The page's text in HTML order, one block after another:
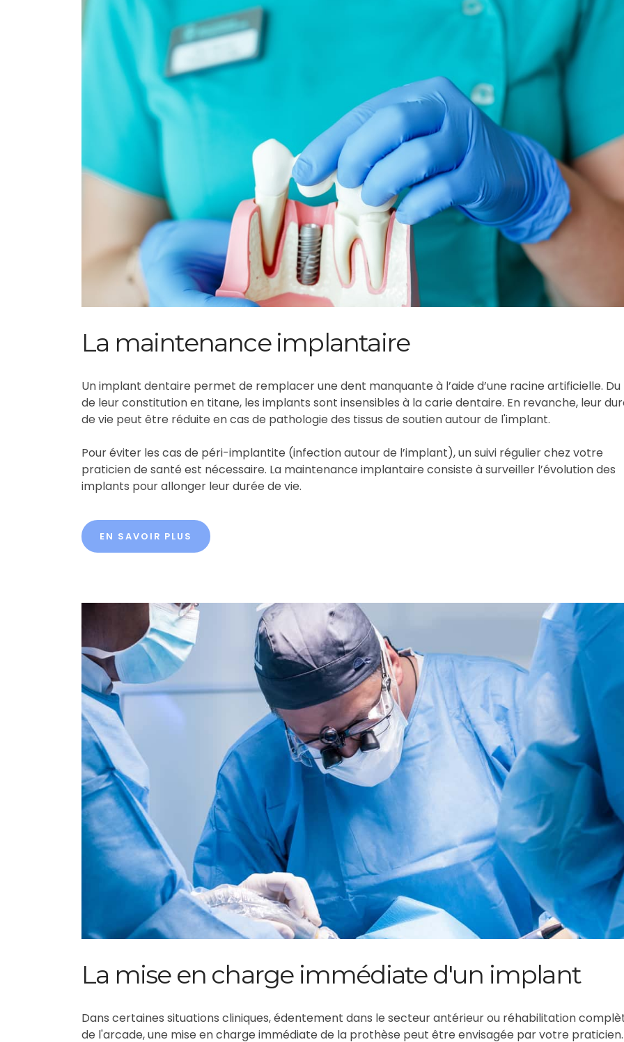
La maintenance implantaire
Un implant dentaire permet de remplacer une dent manquante à l’aide d’une racine artificielle.
de leur constitution en titane, les implants sont insensibles à la carie dentaire. En revanche, leur
de vie peut être réduite en cas de pathologie des tissus de soutien autour de l'implant.
Pour éviter les cas de péri-implantite (infection autour de l’implant), un suivi régulier chez votre
praticien de santé est nécessaire. La maintenance implantaire consiste à surveiller l’évolution des
implants pour allonger leur durée de vie.
EN SAVOIR PLUS
La mise en charge immédiate d'un implant
Dans certaines situations cliniques, édentement dans le secteur antérieur ou réhabilitation
de l'arcade, une mise en charge immédiate de la prothèse peut être envisagée par votre praticien.